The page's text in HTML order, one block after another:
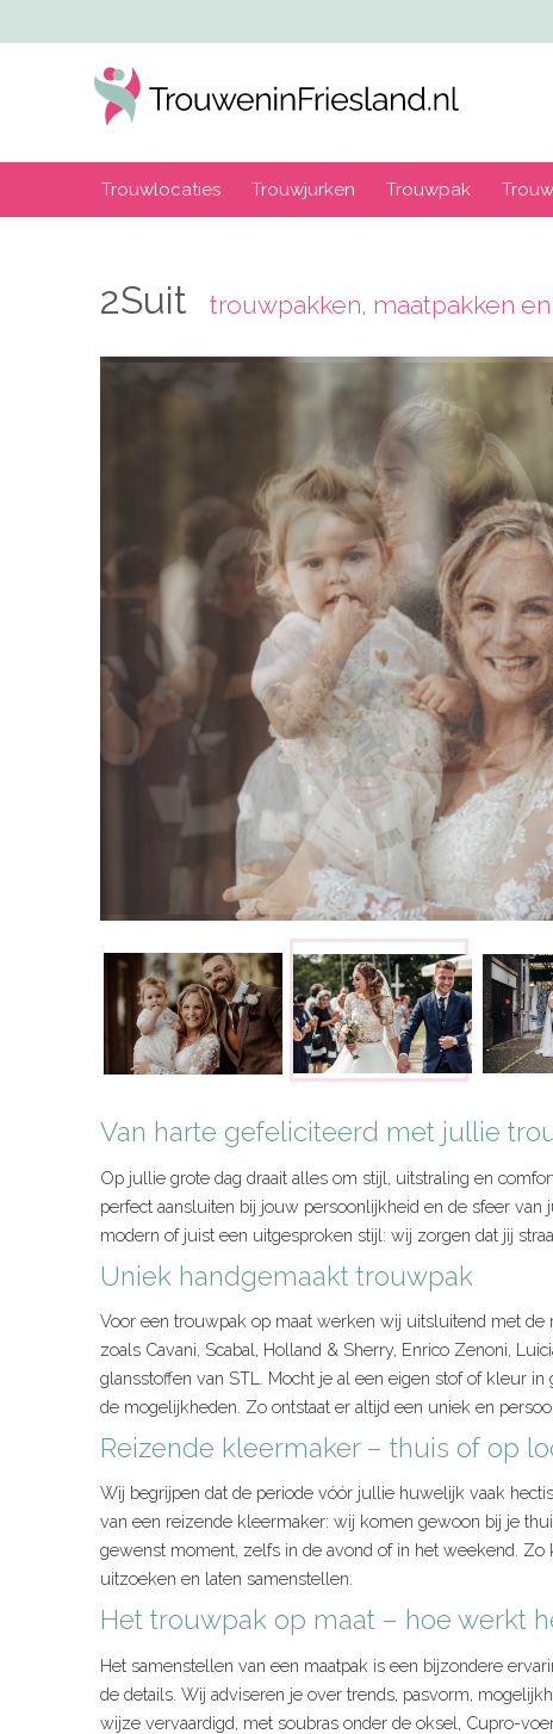
Trouwlocaties Trouwjurken Trouwpak
2Suit trouwpakken, maatpakken
Van harte gefeliciteerd met jullie
Op jullie grote dag draait alles om stijl, uitstraling en
perfect aansluiten bij jouw persoonlijkheid en de sfeer
modern of juist een uitgesproken stijl: wij zorgen dat jij
Uniek handgemaakt trouwpak
Voor een trouwpak op maat werken wij uitsluitend met de
zoals Cavani, Scabal, Holland & Sherry, Enrico Zenoni,
glansstoffen van STL. Mocht je al een eigen stof of kleur
de mogelijkheden. Zo ontstaat er altijd een uniek en
Reizende kleermaker – thuis of op
Wij begrijpen dat de periode vóór jullie huwelijk vaak
van een reizende kleermaker: wij komen gewoon bij je
gewenst moment, zelfs in de avond of in het weekend.
uitzoeken en laten samenstellen.
Het trouwpak op maat – hoe werkt
Het samenstellen van een maatpak is een bijzondere
de details. Wij adviseren je over trends, pasvorm,
wijze vervaardigd, met soubras onder de oksel, Cupro-